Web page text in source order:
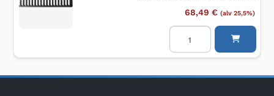
68,49 € (alv 25,5%)
Ritilä
Unidrain
mm
harjattu